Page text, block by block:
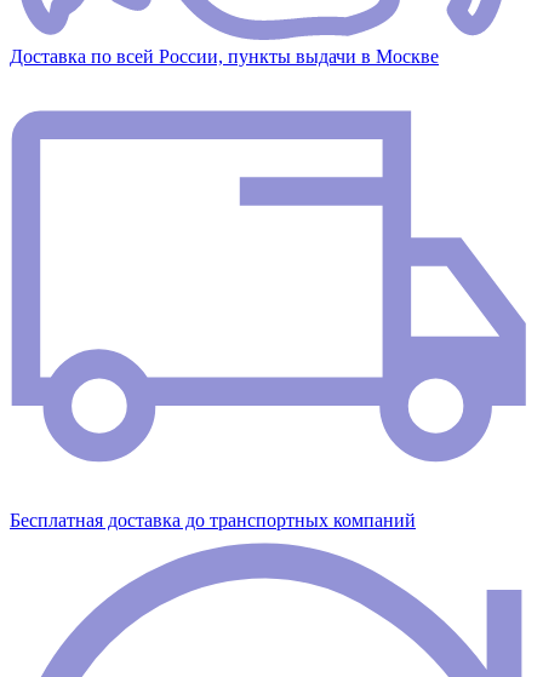
Доставка по всей России, пункты выдачи в Москве
Бесплатная доставка до транспортных компаний